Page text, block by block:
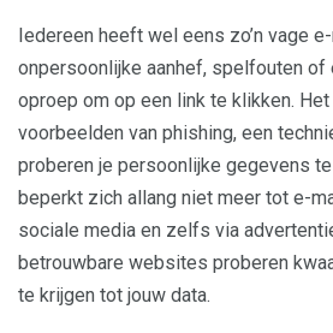
Iedereen heeft wel eens zo’n vage
onpersoonlijke aanhef, spelfouten of
oproep om op een link te klikken.
voorbeelden van phishing, een
proberen je persoonlijke gegevens
beperkt zich allang niet meer tot e-
sociale media en zelfs via
betrouwbare websites proberen
te krijgen tot jouw data.